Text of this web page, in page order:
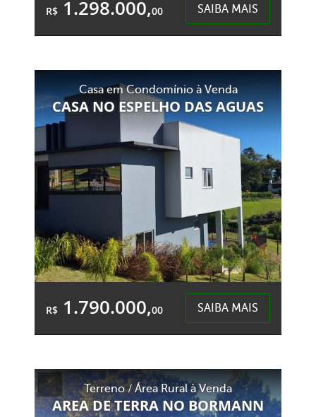
R$ 1.298.000,00 SAIBA MAIS
218,61m²
147,04m²
Centro - Chapecó
Casa em Condomínio à Venda
CASA NO ESPELHO DAS AGUAS
R$ 1.790.000,00 SAIBA MAIS
Área Total:
1.000,00m²
Área Privativa:
258,88m²
Terreno / Área Rural à Venda
AREA DE TERRA NO BORMANN